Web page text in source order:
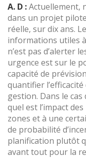
A. D :Actuellement,
dans un projet
réelle, sur dix ans.
informations utiles
n’est pas d’alerter
urgence est sur le
capacité de
quantifier
gestion. Dans le
quel est l’impact
zones et à une
de probabilité
planification plutôt
avant tout pour la